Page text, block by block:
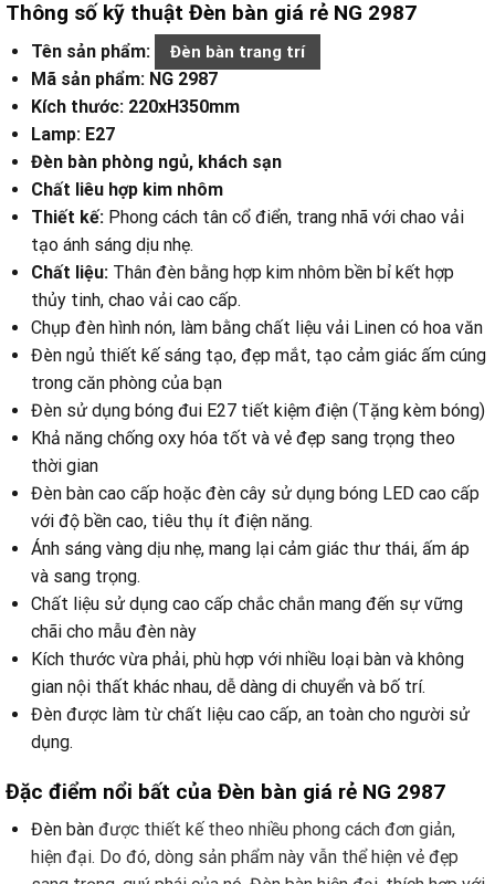
Thông số kỹ thuật Đèn bàn giá rẻ NG 2987
Tên sản phẩm: Đèn bàn trang trí
Mã sản phẩm: NG 2987
Kích thước: 220xH350mm
Lamp: E27
Đèn bàn phòng ngủ, khách sạn
Chất liêu hợp kim nhôm
Thiết kế: Phong cách tân cổ điển, trang nhã với chao vải
tạo ánh sáng dịu nhẹ.
Chất liệu: Thân đèn bằng hợp kim nhôm bền bỉ kết hợp
thủy tinh, chao vải cao cấp.
Chụp đèn hình nón, làm bằng chất liệu vải Linen có hoa văn
Đèn ngủ thiết kế sáng tạo, đẹp mắt, tạo cảm giác ấm cúng
trong căn phòng của bạn
Đèn sử dụng bóng đui E27 tiết kiệm điện (Tặng kèm bóng)
Khả năng chống oxy hóa tốt và vẻ đẹp sang trọng theo
thời gian
Đèn bàn cao cấp hoặc đèn cây sử dụng bóng LED cao cấp
với độ bền cao, tiêu thụ ít điện năng.
Ánh sáng vàng dịu nhẹ, mang lại cảm giác thư thái, ấm áp
và sang trọng.
Chất liệu sử dụng cao cấp chắc chắn mang đến sự vững
chãi cho mẫu đèn này
Kích thước vừa phải, phù hợp với nhiều loại bàn và không
gian nội thất khác nhau, dễ dàng di chuyển và bố trí.
Đèn được làm từ chất liệu cao cấp, an toàn cho người sử
dụng.
Đặc điểm nổi bất của Đèn bàn giá rẻ NG 2987
Đèn bàn được thiết kế theo nhiều phong cách đơn giản,
hiện đại. Do đó, dòng sản phẩm này vẫn thể hiện vẻ đẹp